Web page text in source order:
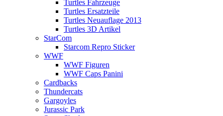
Turtles Fahrzeuge
Turtles Ersatzteile
Turtles Neuauflage 2013
Turtles 3D Artikel
StarCom
Starcom Repro Sticker
WWF
WWF Figuren
WWF Caps Panini
Cardbacks
Thundercats
Gargoyles
Jurassic Park